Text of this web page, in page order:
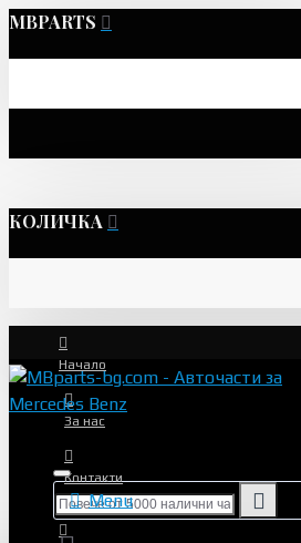
MBPARTS
КОЛИЧКА
Начало
За нас
Контакти
Menu